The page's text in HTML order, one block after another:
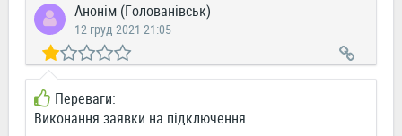
Анонім (Голованівськ)
12 груд 2021 21:05
Переваги:
Виконання заявки на підключення